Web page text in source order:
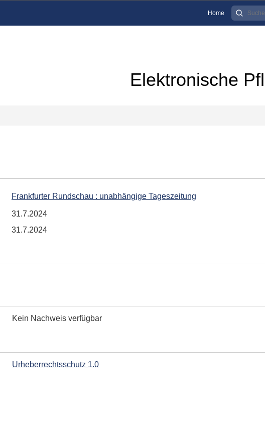
Home
Elektronische
Frankfurter Rundschau : unabhängige Tageszeitung
31.7.2024
31.7.2024
Kein Nachweis verfügbar
Urheberrechtsschutz 1.0